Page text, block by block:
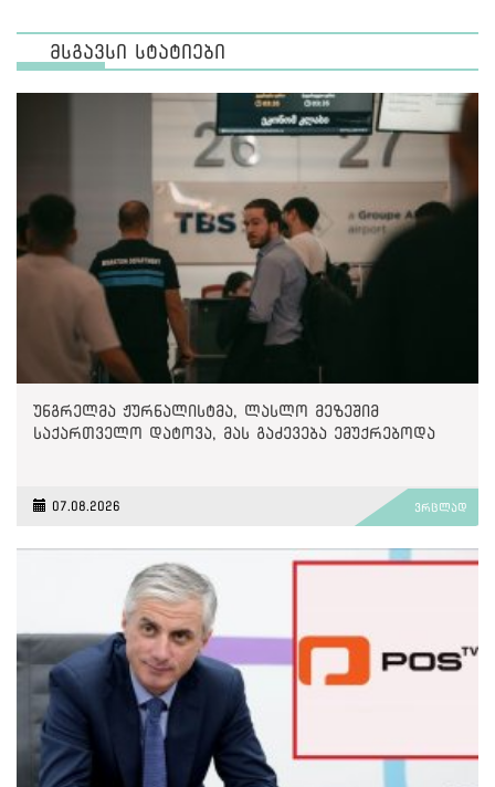
მსგავსი სტატიები
უნგრელმა ჟურნალისტმა, ლასლო მეზეშიმ
საქართველო დატოვა, მას გაძევება ემუქრებოდა
07.08.2026 ვრცლად